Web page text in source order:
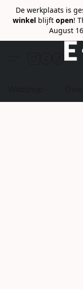
De werkplaats is
winkelblijft open!
August